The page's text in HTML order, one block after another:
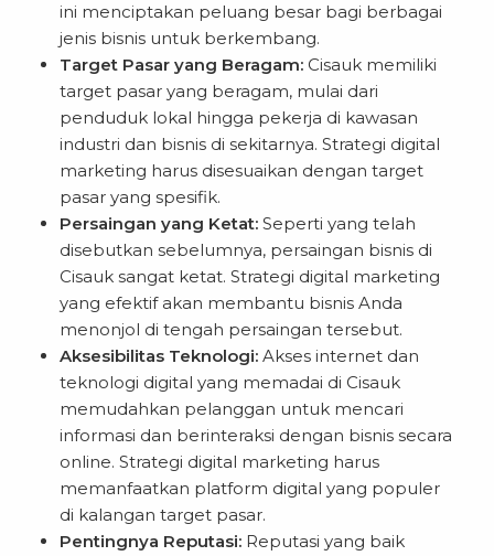
ini menciptakan peluang besar bagi berbagai
jenis bisnis untuk berkembang.
Target Pasar yang Beragam: Cisauk memiliki
target pasar yang beragam, mulai dari
penduduk lokal hingga pekerja di kawasan
industri dan bisnis di sekitarnya. Strategi digital
marketing harus disesuaikan dengan target
pasar yang spesifik.
Persaingan yang Ketat: Seperti yang telah
disebutkan sebelumnya, persaingan bisnis di
Cisauk sangat ketat. Strategi digital marketing
yang efektif akan membantu bisnis Anda
menonjol di tengah persaingan tersebut.
Aksesibilitas Teknologi: Akses internet dan
teknologi digital yang memadai di Cisauk
memudahkan pelanggan untuk mencari
informasi dan berinteraksi dengan bisnis secara
online. Strategi digital marketing harus
memanfaatkan platform digital yang populer
di kalangan target pasar.
Pentingnya Reputasi: Reputasi yang baik